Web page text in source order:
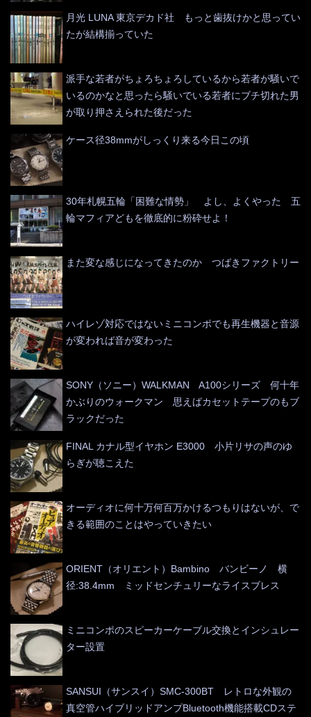
月光 LUNA 東京デカド社 もっと歯抜けかと思ってい
たが結構揃っていた
派手な若者がちょろちょろしているから若者が騒いで
いるのかなと思ったら騒いでいる若者にブチ切れた男
が取り押さえられた後だった
ケース径38mmがしっくり来る今日この頃
30年札幌五輪「困難な情勢」 よし、よくやった 五
輪マフィアどもを徹底的に粉砕せよ！
また変な感じになってきたのか つばきファクトリー
ハイレゾ対応ではないミニコンポでも再生機器と音源
が変われば音が変わった
SONY（ソニー）WALKMAN A100シリーズ 何十年
かぶりのウォークマン 思えばカセットテープのもブ
ラックだった
FINAL カナル型イヤホン E3000 小片リサの声のゆ
らぎが聴こえた
オーディオに何十万何百万かけるつもりはないが、で
きる範囲のことはやっていきたい
ORIENT（オリエント）Bambino バンビーノ 横
径:38.4mm ミッドセンチュリーなライスブレス
ミニコンポのスピーカーケーブル交換とインシュレー
ター設置
SANSUI（サンスイ）SMC-300BT レトロな外観の
真空管ハイブリッドアンプBluetooth機能搭載CDステ